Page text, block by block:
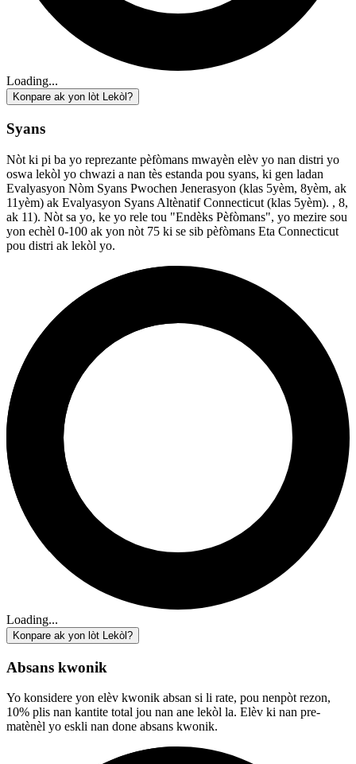
Loading...
Konpare ak yon lòt Lekòl?
Syans
Nòt ki pi ba yo reprezante pèfòmans mwayèn elèv yo nan distri yo
oswa lekòl yo chwazi a nan tès estanda pou syans, ki gen ladan
Evalyasyon Nòm Syans Pwochen Jenerasyon (klas 5yèm, 8yèm, ak
11yèm) ak Evalyasyon Syans Altènatif Connecticut (klas 5yèm). , 8,
ak 11). Nòt sa yo, ke yo rele tou "Endèks Pèfòmans", yo mezire sou
yon echèl 0-100 ak yon nòt 75 ki se sib pèfòmans Eta Connecticut
pou distri ak lekòl yo.
Loading...
Konpare ak yon lòt Lekòl?
Absans kwonik
Yo konsidere yon elèv kwonik absan si li rate, pou nenpòt rezon,
10% plis nan kantite total jou nan ane lekòl la. Elèv ki nan pre-
matènèl yo eskli nan done absans kwonik.